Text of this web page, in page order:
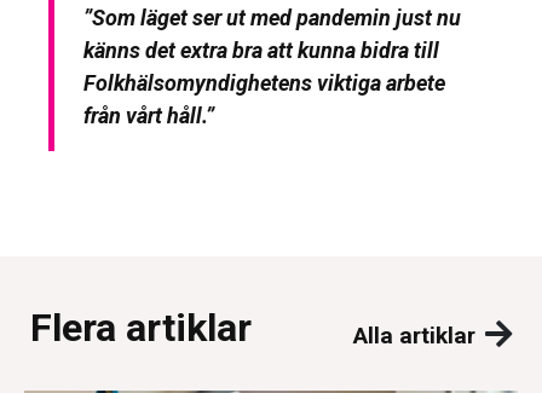
”Som läget ser ut med pandemin just nu
känns det extra bra att kunna bidra till
Folkhälsomyndighetens viktiga arbete
från vårt håll.”
Flera artiklar Alla artiklar